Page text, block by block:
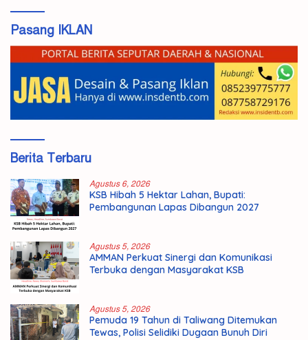
Pasang IKLAN
Berita Terbaru
Agustus 6, 2026
KSB Hibah 5 Hektar Lahan, Bupati:
Pembangunan Lapas Dibangun 2027
Agustus 5, 2026
AMMAN Perkuat Sinergi dan Komunikasi
Terbuka dengan Masyarakat KSB
Agustus 5, 2026
Pemuda 19 Tahun di Taliwang Ditemukan
Tewas, Polisi Selidiki Dugaan Bunuh Diri